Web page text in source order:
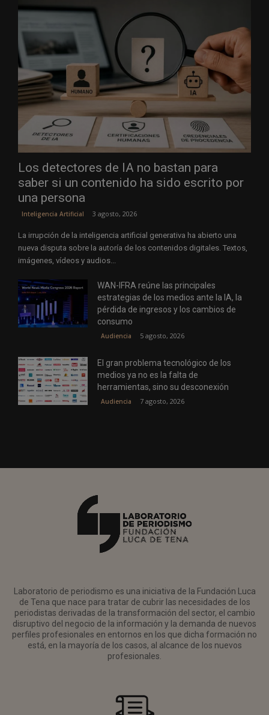
Los detectores de IA no bastan para
saber si un contenido ha sido escrito por
una persona
Inteligencia Artificial 3 agosto, 2026
La irrupción de la inteligencia artificial generativa ha abierto una
nueva disputa sobre la autoría de los contenidos digitales. Textos,
imágenes, vídeos y audios...
WAN-IFRA reúne las principales
estrategias de los medios ante la IA, la
pérdida de ingresos y los cambios de
consumo
Audiencia 5 agosto, 2026
El gran problema tecnológico de los
medios ya no es la falta de
herramientas, sino su desconexión
Audiencia 7 agosto, 2026
Laboratorio de periodismo es una iniciativa de la Fundación Luca
de Tena que nace para tratar de cubrir las necesidades de los
periodistas derivadas de la transformación del sector, el cambio
disruptivo del negocio de la información y la demanda de nuevos
perfiles profesionales en entornos en los que dicha formación no
está, en la mayoría de los casos, al alcance de los nuevos
profesionales.